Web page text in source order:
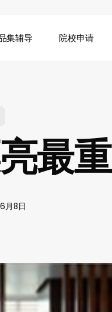
集辅导 院校申请
最
月8日